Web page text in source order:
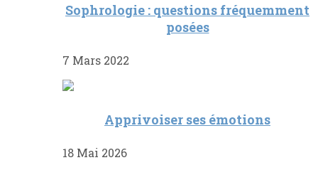
Sophrologie : questions fréquemment
posées
7 Mars 2022
Apprivoiser ses émotions
18 Mai 2026